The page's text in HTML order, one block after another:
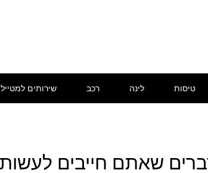
טיסות לינה רכב שירותים למטייל